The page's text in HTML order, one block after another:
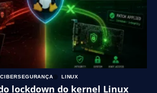
CIBERSEGURANÇA LINUX
lockdown do kernel Linux